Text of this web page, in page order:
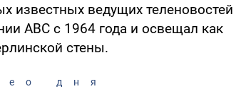
известных ведущих теленовостей
АВС с 1964 года и освещал как
стены.
дня